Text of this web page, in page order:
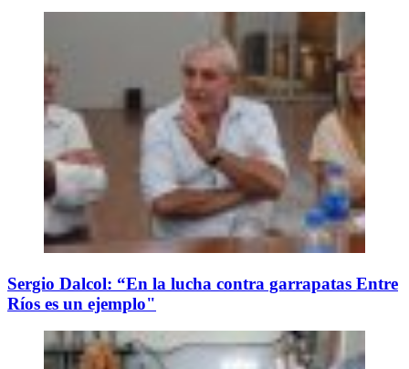
Sergio Dalcol: “En la lucha contra garrapatas Entre
Ríos es un ejemplo"